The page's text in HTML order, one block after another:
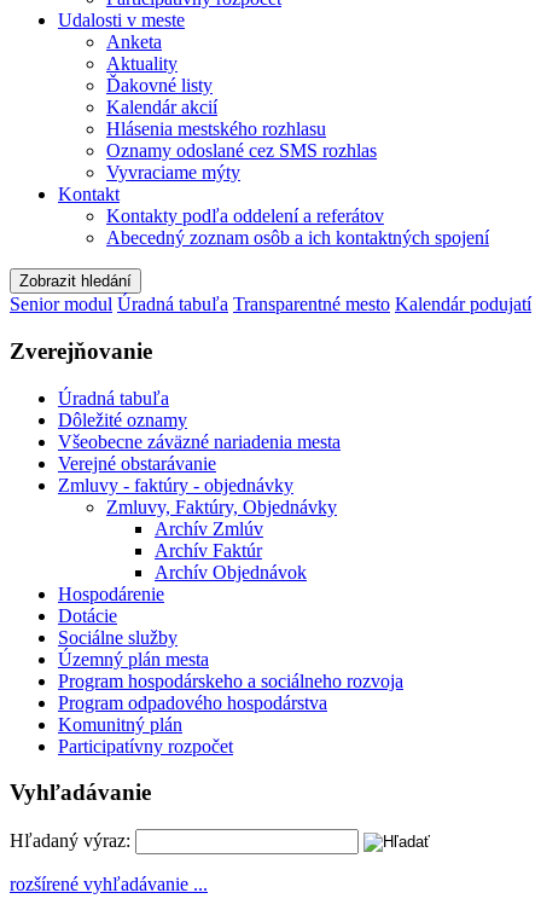
Udalosti v meste
Anketa
Aktuality
Ďakovné listy
Kalendár akcií
Hlásenia mestského rozhlasu
Oznamy odoslané cez SMS rozhlas
Vyvraciame mýty
Kontakt
Kontakty podľa oddelení a referátov
Abecedný zoznam osôb a ich kontaktných spojení
Zobrazit hledání
Senior modul Úradná tabuľa Transparentné mesto Kalendár podujatí
Zverejňovanie
Úradná tabuľa
Dôležité oznamy
Všeobecne záväzné nariadenia mesta
Verejné obstarávanie
Zmluvy - faktúry - objednávky
Zmluvy, Faktúry, Objednávky
Archív Zmlúv
Archív Faktúr
Archív Objednávok
Hospodárenie
Dotácie
Sociálne služby
Územný plán mesta
Program hospodárskeho a sociálneho rozvoja
Program odpadového hospodárstva
Komunitný plán
Participatívny rozpočet
Vyhľadávanie
Hľadaný výraz:
rozšírené vyhľadávanie ...